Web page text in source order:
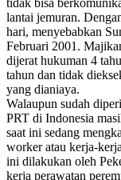
lantai jemuran.
hari, menyebabkan
Februari 2001.
dijerat hukuman 4
tahun dan tidak
yang dianiaya.
Walaupun sudah
PRT di Indonesia
saat ini sedang
worker atau kerja-
ini dilakukan oleh
kerja perawatan